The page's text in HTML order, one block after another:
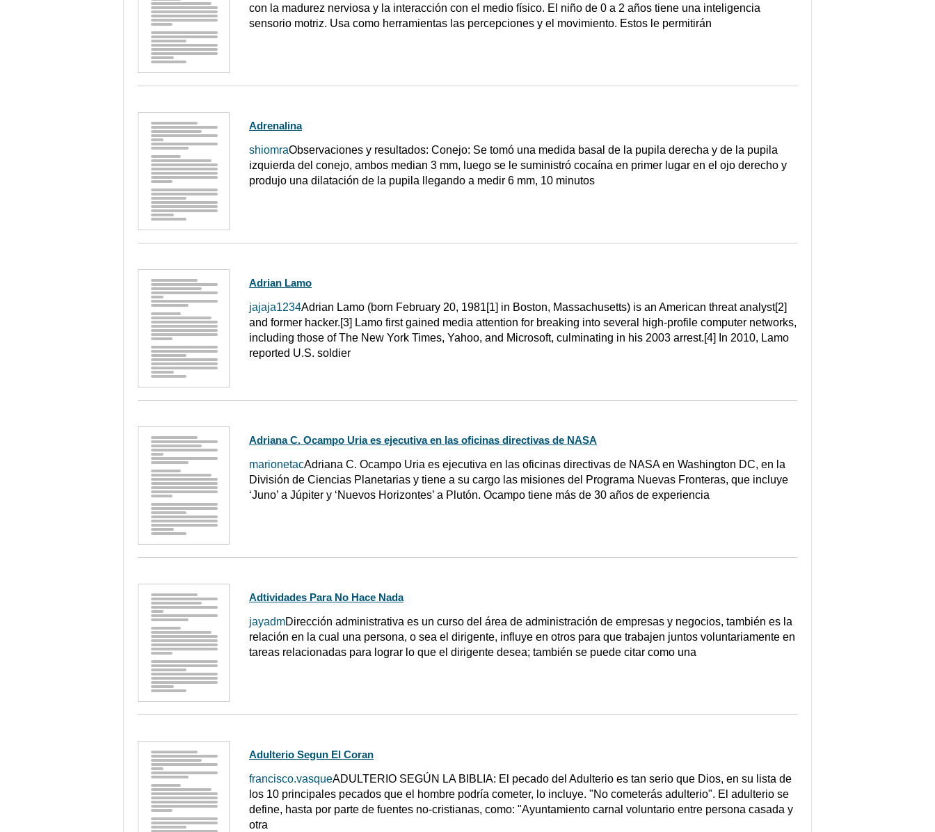
con la madurez nerviosa y la interacción con el medio físico. El niño de 0 a 2 años tiene una inteligencia
sensorio motriz. Usa como herramientas las percepciones y el movimiento. Estos le permitirán
Adrenalina
shiomraObservaciones y resultados: Conejo: Se tomó una medida basal de la pupila derecha y de la pupila
izquierda del conejo, ambos median 3 mm, luego se le suministró cocaína en primer lugar en el ojo derecho y
produjo una dilatación de la pupila llegando a medir 6 mm, 10 minutos
Adrian Lamo
jajaja1234Adrian Lamo (born February 20, 1981[1] in Boston, Massachusetts) is an American threat analyst[2]
and former hacker.[3] Lamo first gained media attention for breaking into several high-profile computer networks,
including those of The New York Times, Yahoo, and Microsoft, culminating in his 2003 arrest.[4] In 2010, Lamo
reported U.S. soldier
Adriana C. Ocampo Uria es ejecutiva en las oficinas directivas de NASA
marionetacAdriana C. Ocampo Uria es ejecutiva en las oficinas directivas de NASA en Washington DC, en la
División de Ciencias Planetarias y tiene a su cargo las misiones del Programa Nuevas Fronteras, que incluye
‘Juno’ a Júpiter y ‘Nuevos Horizontes’ a Plutón. Ocampo tiene más de 30 años de experiencia
Adtividades Para No Hace Nada
jayadmDirección administrativa es un curso del área de administración de empresas y negocios, también es la
relación en la cual una persona, o sea el dirigente, influye en otros para que trabajen juntos voluntariamente en
tareas relacionadas para lograr lo que el dirigente desea; también se puede citar como una
Adulterio Segun El Coran
francisco.vasqueADULTERIO SEGÚN LA BIBLIA: El pecado del Adulterio es tan serio que Dios, en su lista de
los 10 principales pecados que el hombre podría cometer, lo incluye. "No cometerás adulterio". El adulterio se
define, hasta por parte de fuentes no-cristianas, como: "Ayuntamiento carnal voluntario entre persona casada y
otra